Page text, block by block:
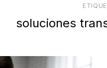
soluciones